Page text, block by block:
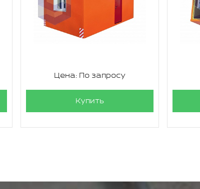
Цена: По запросу
Купить